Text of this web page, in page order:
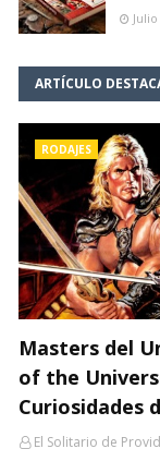
ARTÍCULO
RODAJES
Masters del
of the
Curiosidades
El Solitario de